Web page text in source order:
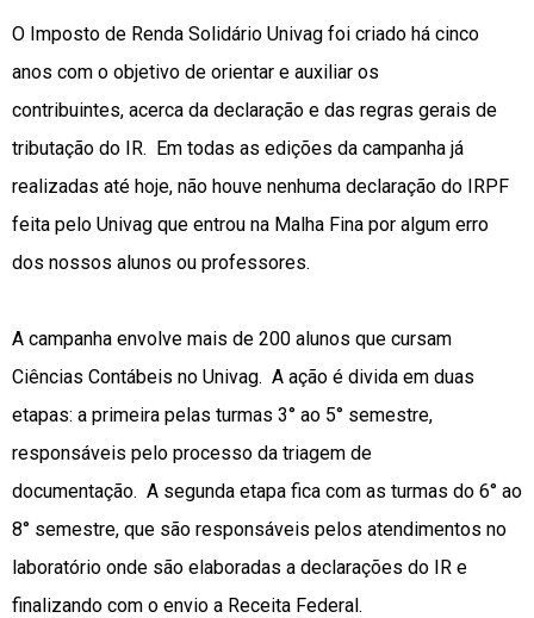
O Imposto de Renda Solidário Univag foi criado há cinco
anos com o objetivo de orientar e auxiliar os
contribuintes, acerca da declaração e das regras gerais de
tributação do IR. Em todas as edições da campanha já
realizadas até hoje, não houve nenhuma declaração do IRPF
feita pelo Univag que entrou na Malha Fina por algum erro
dos nossos alunos ou professores.
A campanha envolve mais de 200 alunos que cursam
Ciências Contábeis no Univag. A ação é divida em duas
etapas: a primeira pelas turmas 3° ao 5° semestre,
responsáveis pelo processo da triagem de
documentação. A segunda etapa fica com as turmas do 6° ao
8° semestre, que são responsáveis pelos atendimentos no
laboratório onde são elaboradas a declarações do IR e
finalizando com o envio a Receita Federal.